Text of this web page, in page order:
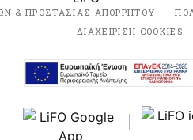
& ΠΡΟΣΤΑΣΙΑΣ ΑΠΟΡΡΗΤΟΥ
ΔΙΑΧΕΙΡΙΣΗ COOKIES